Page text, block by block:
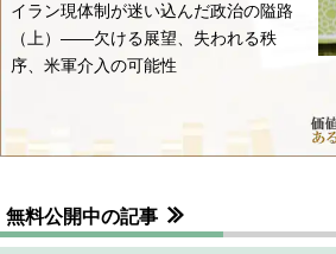
イラン現体制が迷い込んだ政治の隘路
（上）――欠ける展望、失われる秩
序、米軍介入の可能性
無料公開中の記事